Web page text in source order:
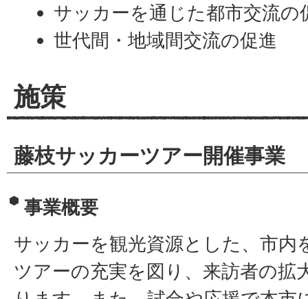
サッカーを通じた都市交流の
世代間・地域間交流の促進
施策
藤枝サッカーツアー開催事業
事業概要
サッカーを観光資源とした、市内
ツアーの充実を図り、来訪者の拡